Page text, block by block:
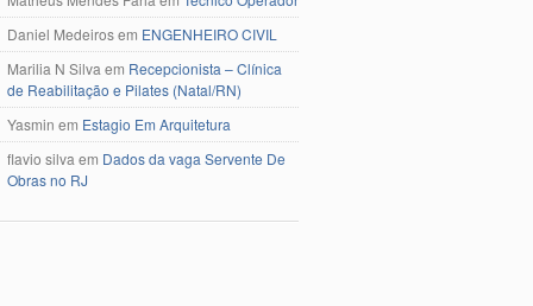
Daniel Medeirosem ENGENHEIRO CIVIL
Marilia N Silva em Recepcionista – Clínica
de Reabilitação e Pilates (Natal/RN)
Yasmin em Estagio Em Arquitetura
flavio silva em Dados da vaga Servente De
Obras no RJ